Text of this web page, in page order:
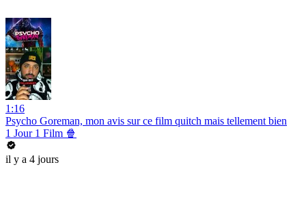
1:16
Psycho Goreman, mon avis sur ce film quitch mais tellement bien
1 Jour 1 Film 🍿
il y a 4 jours